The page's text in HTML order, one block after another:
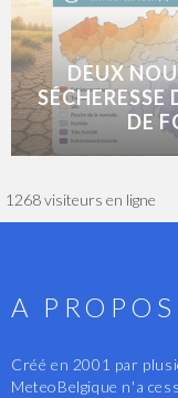
DEUX
SÉCHERESSE
DE
1268 visiteurs en ligne
A PROPOS
Créé en 2001 par
MeteoBelgique n'a